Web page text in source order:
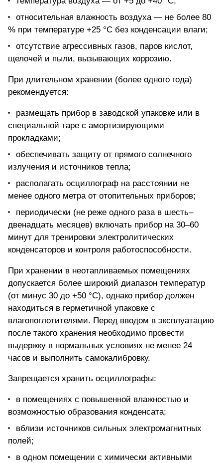
относительная влажность воздуха — не более 80
% при температуре +25 °С без конденсации влаги;
отсутствие агрессивных газов, паров кислот,
щелочей и пыли, вызывающих коррозию.
При длительном хранении (более одного года)
рекомендуется:
размещать прибор в заводской упаковке или в
специальной таре с амортизирующими
прокладками;
обеспечивать защиту от прямого солнечного
излучения и источников тепла;
располагать осциллограф на расстоянии не
менее одного метра от отопительных приборов;
периодически (не реже одного раза в шесть–
двенадцать месяцев) включать прибор на 30–60
минут для тренировки электролитических
конденсаторов и контроля работоспособности.
При хранении в неотапливаемых помещениях
допускается более широкий диапазон температур
(от минус 30 до +50 °С), однако прибор должен
находиться в герметичной упаковке с
влагопоглотителями. Перед вводом в эксплуатацию
после такого хранения необходимо провести
выдержку в нормальных условиях не менее 24
часов и выполнить самокалибровку.
Запрещается хранить осциллографы:
в помещениях с повышенной влажностью и
возможностью образования конденсата;
вблизи источников сильных электромагнитных
полей;
в одном помещении с химически активными